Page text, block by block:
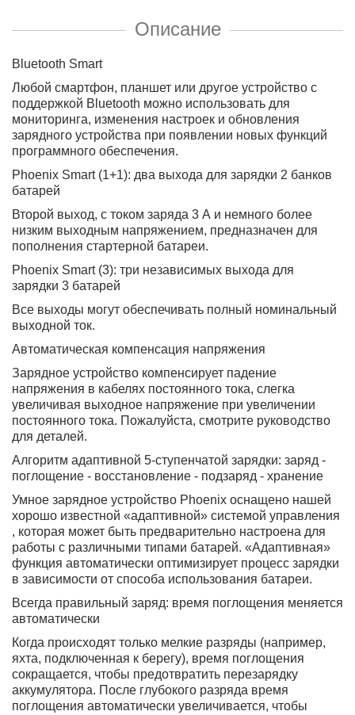
Описание
Bluetooth Smart
Любой смартфон, планшет или другое устройство с
поддержкой Bluetooth можно использовать для
мониторинга, изменения настроек и обновления
зарядного устройства при появлении новых функций
программного обеспечения.
Phoenix Smart (1+1): два выхода для зарядки 2 банков
батарей
Второй выход, с током заряда 3 А и немного более
низким выходным напряжением, предназначен для
пополнения стартерной батареи.
Phoenix Smart (3): три независимых выхода для
зарядки 3 батарей
Все выходы могут обеспечивать полный номинальный
выходной ток.
Автоматическая компенсация напряжения
Зарядное устройство компенсирует падение
напряжения в кабелях постоянного тока, слегка
увеличивая выходное напряжение при увеличении
постоянного тока. Пожалуйста, смотрите руководство
для деталей.
Алгоритм адаптивной 5-ступенчатой ​​зарядки: заряд -
поглощение - восстановление - подзаряд - хранение
Умное зарядное устройство Phoenix оснащено нашей
хорошо известной «адаптивной» системой управления
, которая может быть предварительно настроена для
работы с различными типами батарей. «Адаптивная»
функция автоматически оптимизирует процесс зарядки
в зависимости от способа использования батареи.
Всегда правильный заряд: время поглощения меняется
автоматически
Когда происходят только мелкие разряды (например,
яхта, подключенная к берегу), время поглощения
сокращается, чтобы предотвратить перезарядку
аккумулятора. После глубокого разряда время
поглощения автоматически увеличивается, чтобы